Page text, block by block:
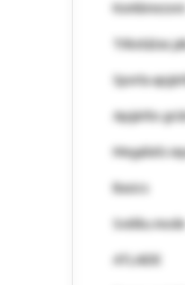
Kombinezoni
Trikotāžas
Sporta
Apģērbs
Megaliels
Basics
Svētku mode
ATLAIDE